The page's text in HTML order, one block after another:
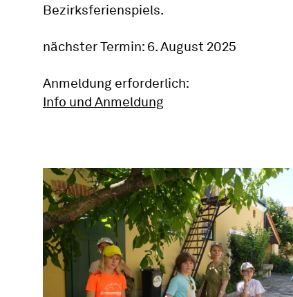
Bezirksferienspiels.
nächster Termin: 6. August 2025
Anmeldung erforderlich:
Info und Anmeldung